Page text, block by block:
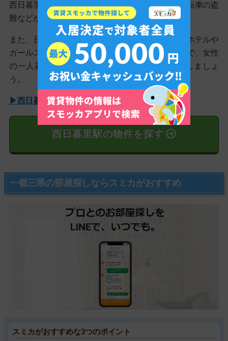
西日暮里駅周辺は暴行や恐喝などの粗暴事件、自転車の盗
難などが起きていて治安の面では不安が残ります。
また、日暮里・舎人ライナーの駅近くには、ラブホテルや
ガールズバーなどの夜の店が多いエリアもあるので、女性
の一人暮らしや子どもがいるファミリーは注意しましょ
う。
▶西日暮里駅の住みやすさの詳しい解説はこちら
西日暮里駅の物件を探す
一都三県の部屋探しならスミカがおすすめ
スミカがおすすめな3つのポイント